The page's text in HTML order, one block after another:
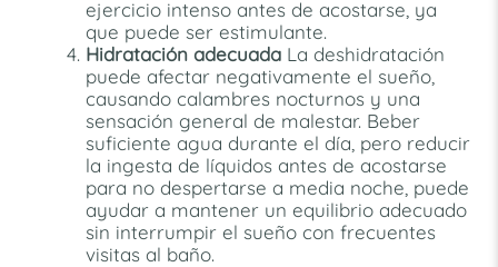
ejercicio intenso antes de acostarse, ya
que puede ser estimulante.
Hidratación adecuadaLa deshidratación
puede afectar negativamente el sueño,
causando calambres nocturnos y una
sensación general de malestar. Beber
suficiente agua durante el día, pero reducir
la ingesta de líquidos antes de acostarse
para no despertarse a media noche, puede
ayudar a mantener un equilibrio adecuado
sin interrumpir el sueño con frecuentes
visitas al baño.